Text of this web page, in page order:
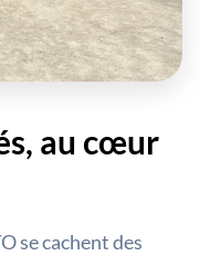
au cœur
se cachent des